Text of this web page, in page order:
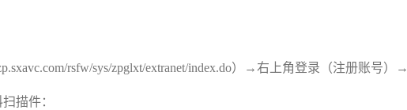
rsfw/sys/zpglxt/extranet/index.do）→右上角登录（注册账号）→
描件：